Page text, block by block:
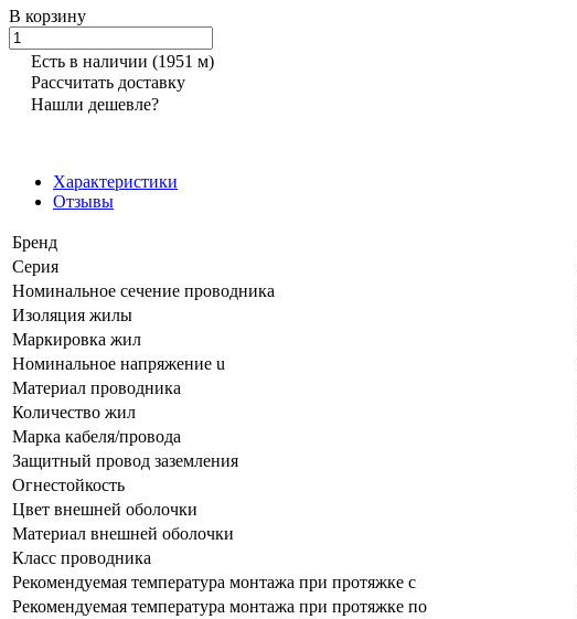
В корзину
Есть в наличии (1951 м)
Рассчитать доставку
Нашли дешевле?
Характеристики
Отзывы
Бренд
Серия
Номинальное сечение проводника
Изоляция жилы
Маркировка жил
Номинальное напряжение u
Материал проводника
Количество жил
Марка кабеля/провода
Защитный провод заземления
Огнестойкость
Цвет внешней оболочки
Материал внешней оболочки
Класс проводника
Рекомендуемая температура монтажа при протяжке с
Рекомендуемая температура монтажа при протяжке по